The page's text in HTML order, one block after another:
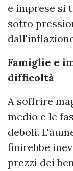
e imprese si
sotto
Famiglie e
difficoltà
A soffrire
medio e le
deboli.
finirebbe
prezzi dei